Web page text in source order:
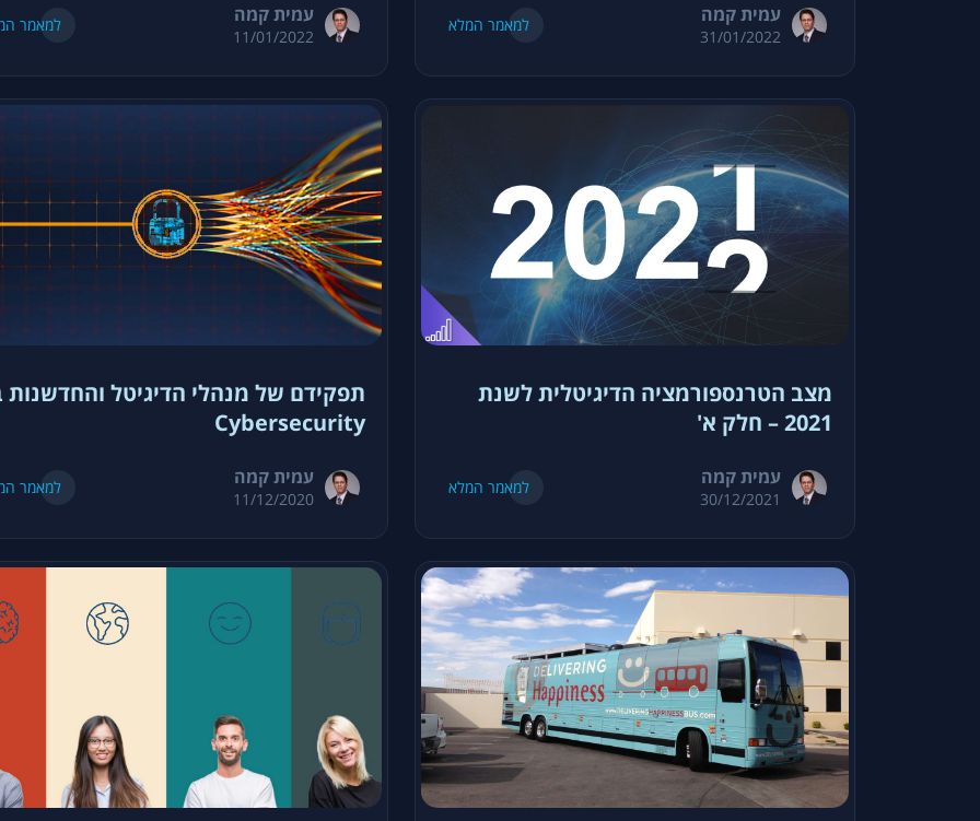
עמית קמה
31/01/2022
למאמר המלא עמית קמה
11/01/2022
למאמר
מצב הטרנספורמציה הדיגיטלית לשנת
2021 – חלק א'
עמית קמה
30/12/2021
למאמר המלא
תפקידם של מנהלי הדיגיטל והחדשנות
Cybersecurity
עמית קמה
11/12/2020
למאמר